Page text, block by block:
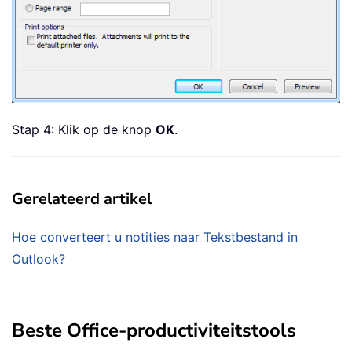
Stap 4: Klik op de knop OK.
Gerelateerd artikel
Hoe converteert u notities naar Tekstbestand in
Outlook?
Beste Office-productiviteitstools